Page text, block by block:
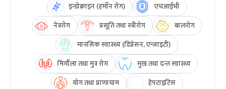
इन्डोक्राइन (हर्मोन रोग)
एचआईभी
नेत्ररोग
प्रसूति तथा स्त्रीरोग
बालरोग
मानसिक स्वास्थ्य (डिप्रेसन, एन्जाइटी)
मिर्गौला तथा मुत्र रोग
मुख तथा दन्त स्वास्थ्य
योग तथा प्राणायाम
हेपटाइटिस